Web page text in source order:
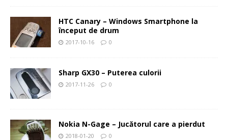
HTC Canary – Windows Smartphone la
început de drum
2017-10-16 0
Sharp GX30 – Puterea culorii
2017-11-26 0
Nokia N-Gage – Jucătorul care a pierdut
2018-01-20 0